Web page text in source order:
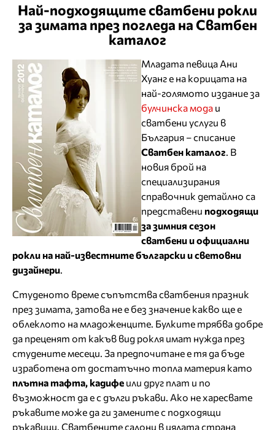
Най-подходящите сватбени рокли
за зимата през погледа на Сватбен
каталог
Младата певица Ани
Хуанг е на корицата на
най-голямото издание за
булчинска мода и
сватбени услуги в
България – списание
Сватбен каталог . В
новия брой на
специализирания
справочник детайлно са
представени подходящи
за зимния сезон
сватбени и официални
рокли на най-известните български и световни
дизайнери
Студеното време съпътства сватбения празник
през зимата, затова не е без значение какво ще е
облеклото на младоженците. Булките трябва добре
да преценят от какъв вид рокля имат нужда през
студените месеци. За предпочитане е тя да бъде
изработена от достатъчно топла материя като
плътна тафта, кадифе или друг плат и по
възможност да е с дълги ръкави. Ако не харесвате
ръкавите може да ги замените с подходящи
ръкавици. Сватбените салони в цялата страна